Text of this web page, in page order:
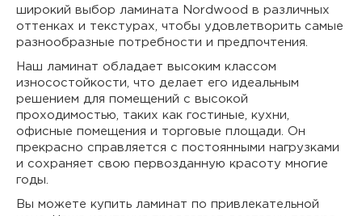
широкий выбор ламината Nordwood в различных
оттенках и текстурах, чтобы удовлетворить самые
разнообразные потребности и предпочтения.
Наш ламинат обладает высоким классом
износостойкости, что делает его идеальным
решением для помещений с высокой
проходимостью, таких как гостиные, кухни,
офисные помещения и торговые площади. Он
прекрасно справляется с постоянными нагрузками
и сохраняет свою первозданную красоту многие
годы.
Вы можете купить ламинат по привлекательной